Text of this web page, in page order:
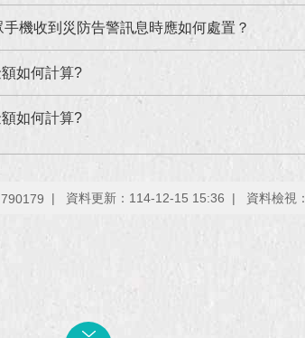
機收到災防告警訊息時應如何處置？
如何計算?
如何計算?
790179 資料更新： 114-12-15 15:36 資料檢視：